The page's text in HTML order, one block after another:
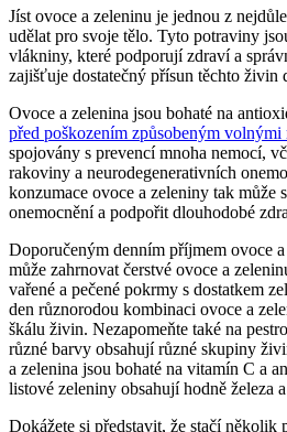
Jíst ovoce a zeleninu je jednou z
udělat pro svoje tělo. Tyto potraviny
vlákniny, které podporují zdraví a
zajišťuje dostatečný přísun těchto živin
Ovoce a zelenina jsou bohaté na
před poškozením způsobeným volnými
spojovány s prevencí mnoha nemocí,
rakoviny a neurodegenerativních
konzumace ovoce a zeleniny tak
onemocnění a podpořit dlouhodobé
Doporučeným denním příjmem ovoce
může zahrnovat čerstvé ovoce a
vařené a pečené pokrmy s dostatkem
den různorodou kombinaci ovoce a
škálu živin. Nezapomeňte také na
různé barvy obsahují různé skupiny
a zelenina jsou bohaté na vitamín C a
listové zeleniny obsahují hodně železa
Dokážete si představit, že stačí několik